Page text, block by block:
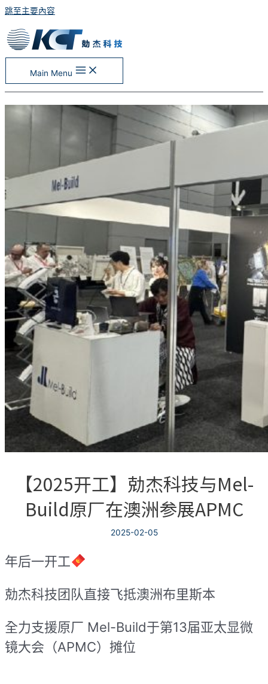
跳至主要內容
Main Menu
【2025开工】勀杰科技与Mel-
Build原厂在澳洲参展APMC
2025-02-05
年后一开工
勀杰科技团队直接飞抵澳洲布里斯本
全力支援原厂 Mel-Build于第13届亚太显微
镜大会（APMC）摊位